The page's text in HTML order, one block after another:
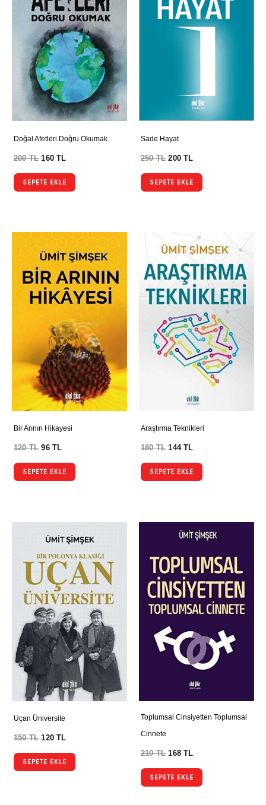
Doğal Afetleri Doğru Okumak
200TL 160TL
SEPETE EKLE
Sade Hayat
250TL 200TL
SEPETE EKLE
Bir Arının Hikayesi
120TL 96TL
SEPETE EKLE
Araştırma Teknikleri
180TL 144TL
SEPETE EKLE
Uçan Üniversite
150TL 120TL
SEPETE EKLE
Toplumsal Cinsiyetten Toplumsal
Cinnete
210TL 168TL
SEPETE EKLE